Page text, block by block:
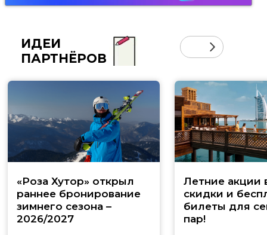
ИДЕИ
ПАРТНЁРОВ
«Роза Хутор» открыл
раннее бронирование
зимнего сезона –
2026/2027
Летние акции
скидки и
билеты для
пар!